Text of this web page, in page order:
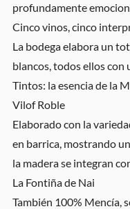
profundamente
Cinco vinos, cinco
La bodega elabora un
blancos, todos ellos
Tintos: la esencia de la
Vilof Roble
Elaborado con la
en barrica, mostrando
la madera se integran
La Fontiña de Nai
También 100% Mencía,